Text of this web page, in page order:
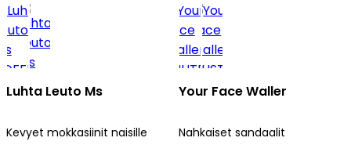
Luhta Leuto Ms
Kevyet mokkasiinit naisille
Your Face Waller
Nahkaiset sandaalit